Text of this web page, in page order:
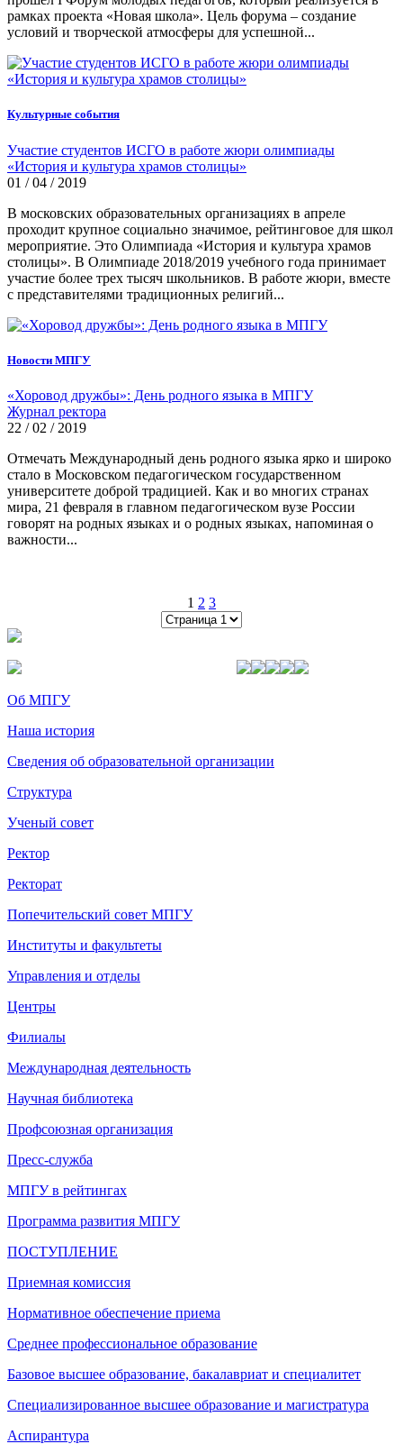
рамках проекта «Новая школа». Цель форума – создание
условий и творческой атмосферы для успешной...
Культурные события
Участие студентов ИСГО в работе жюри олимпиады
«История и культура храмов столицы»
01 / 04 / 2019
В московских образовательных организациях в апреле
проходит крупное социально значимое, рейтинговое для школ
мероприятие. Это Олимпиада «История и культура храмов
столицы». В Олимпиаде 2018/2019 учебного года принимает
участие более трех тысяч школьников. В работе жюри, вместе
с представителями традиционных религий...
Новости МПГУ
«Хоровод дружбы»: День родного языка в МПГУ
Журнал ректора
22 / 02 / 2019
Отмечать Международный день родного языка ярко и широко
стало в Московском педагогическом государственном
университете доброй традицией. Как и во многих странах
мира, 21 февраля в главном педагогическом вузе России
говорят на родных языках и о родных языках, напоминая о
важности...
1 2 3
Об МПГУ
Наша история
Сведения об образовательной организации
Структура
Ученый совет
Ректор
Ректорат
Попечительский совет МПГУ
Институты и факультеты
Управления и отделы
Центры
Филиалы
Международная деятельность
Научная библиотека
Профсоюзная организация
Пресс-служба
МПГУ в рейтингах
Программа развития МПГУ
ПОСТУПЛЕНИЕ
Приемная комиссия
Нормативное обеспечение приема
Среднее профессиональное образование
Базовое высшее образование, бакалавриат и специалитет
Специализированное высшее образование и магистратура
Аспирантура